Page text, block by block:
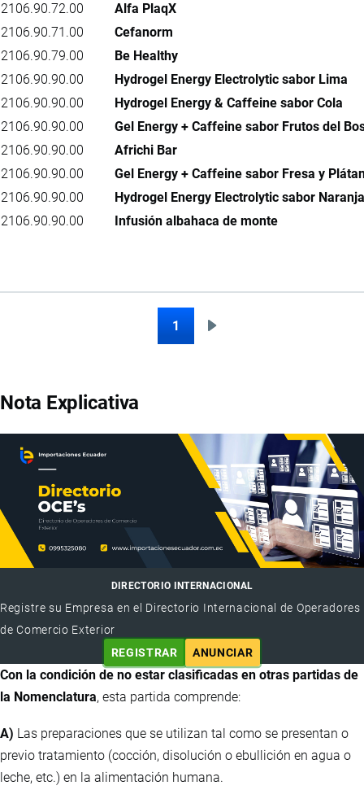
2106.90.72.00
Alfa PlaqX
2106.90.71.00
Cefanorm
2106.90.79.00
Be Healthy
2106.90.90.00
Hydrogel Energy Electrolytic sabor Lima
2106.90.90.00
Hydrogel Energy & Caffeine sabor Cola
2106.90.90.00
Gel Energy + Caffeine sabor Frutos del
2106.90.90.00
Africhi Bar
2106.90.90.00
Gel Energy + Caffeine sabor Fresa y
2106.90.90.00
Hydrogel Energy Electrolytic sabor Naranja
2106.90.90.00
Infusión albahaca de monte
1
Nota Explicativa
DIRECTORIO INTERNACIONAL
Registre su Empresa en el Directorio Internacional de Operadores
de Comercio Exterior
REGISTRAR
ANUNCIAR
Con la condición de no estar clasificadas en otras partidas de
la Nomenclatura, esta partida comprende:
A) Las preparaciones que se utilizan tal como se presentan o
previo tratamiento (cocción, disolución o ebullición en agua o
leche, etc.) en la alimentación humana.